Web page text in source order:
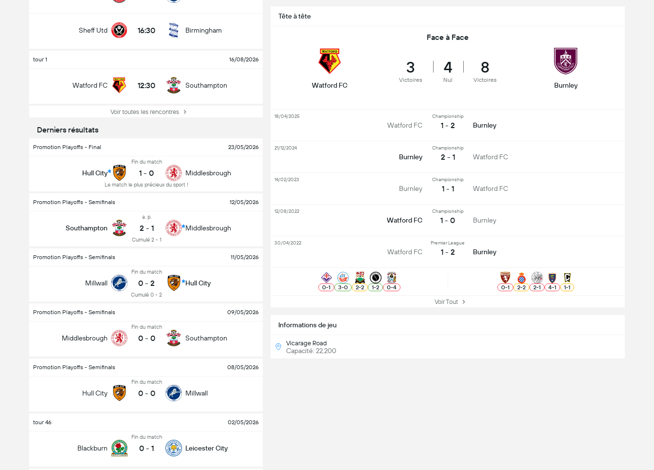
Sheff Utd 16:30 Birmingham
tour 1 16/08/2026
Watford FC 12:30 Southampton
Voir toutes les rencontres
Derniers résultats
Promotion Playoffs - Final 23/05/2026
Hull City
Fin du match
1 - 0
Le match le plus précieux du sport !
Middlesbrough
Promotion Playoffs - Semifinals 12/05/2026
Southampton
a. p.
2 - 1
Cumulé 2 - 1
Middlesbrough
Promotion Playoffs - Semifinals 11/05/2026
Millwall
Fin du match
0 - 2
Cumulé 0 - 2
Hull City
Promotion Playoffs - Semifinals 09/05/2026
Middlesbrough
Fin du match
0 - 0 Southampton
Promotion Playoffs - Semifinals 08/05/2026
Hull City
Fin du match
0 - 0 Millwall
tour 46 02/05/2026
Blackburn
Fin du match
0 - 1 Leicester City
Informations de jeu
Vicarage Road
Capacité: 22,200
Tête à tête
Face à Face
Watford FC
3
Victoires
4
Nul
8
Victoires
Burnley
Watford FC
Championship
1 - 2 Burnley
18/04/2025
Burnley
Championship
2 - 1 Watford FC
21/12/2024
Burnley
Championship
1 - 1 Watford FC
14/02/2023
Watford FC
Championship
1 - 0 Burnley
12/08/2022
Watford FC
Premier League
1 - 2 Burnley
30/04/2022
0-1 3-0 2-2 1-2 0-4 0-1 2-2 2-1 4-1 1-1
Voir Tout